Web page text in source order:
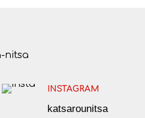
INSTAGRAM
katsarounitsa